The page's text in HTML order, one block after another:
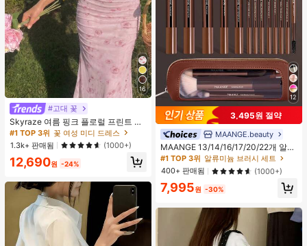
16
#고대 꽃
Skyraze 여름 핑크 플로럴 프린트 주
름 메쉬 캐미 롱 드레스, 여름 드레스,
봄 옷
#1 TOP 3위 꽃 여성 미디 드레스
1.3k+ 판매됨
(1000+)
12,690원 -24%
12
3,495원 절약
MAANGE.beauty
MAANGE 13/14/16/17/20/22개 알루
미늄 튜브 메이크업 브러시 세트, 페이
스 브러시, 블러셔 브러시, 파운데이션
브러시, 아이라이너 브러시, 아이섀도
우 브러시, 아이브로우 브러시, 블렌딩
브러시, 하이라이터 브러시, 컨실러 브
에 적합, 일상 사용 및 여행에 이상적,
완벽한 메이크업 도구 선물 세트., 전
#1 TOP 3위
알류미늄 브러시 세트
높은 재방문 고객
#1 TOP 3위 알류미늄 브러시 세트
높은 재방문 고객
#1 TOP 3위 알류미늄 브러시 세트
높은 재방문 고객
#1 TOP 3위
높은 재방문 고객
400+ 판매됨 (1000+)
7,995원 -30%